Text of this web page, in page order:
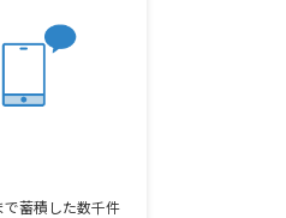
蓄積した数千件